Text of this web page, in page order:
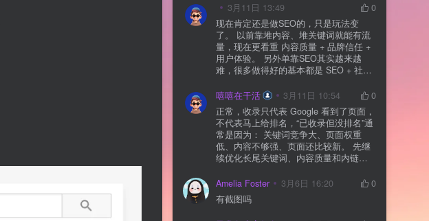
3月11日 13:49
0
现在肯定还是做SEO的，只是玩法变
了。 以前靠堆内容、堆关键词就能有流
量，现在更看重 内容质量 + 品牌信任 +
用户体验。 另外单靠SEO其实越来越
难，很多做得好的基本都是 SEO + 社媒
质还是一个长期获客渠道，但不能再当
成唯一渠道了。
嘻嘻在干活 3月11日 10:54
0
正常，收录只代表 Google 看到了页面，
不代表马上给排名，“已收录但没排名”通
常是因为： 关键词竞争大、页面权重
低、内容不够强、页面还比较新。 先继
续优化长尾关键词、内容质量和内链，
Amelia Foster
3月6日 16:20
0
有截图吗